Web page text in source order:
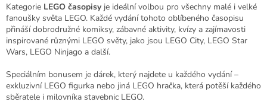
Kategorie LEGO časopisy je ideální volbou pro všechny malé i velké
fanoušky světa LEGO. Každé vydání tohoto oblíbeného časopisu
přináší dobrodružné komiksy, zábavné aktivity, kvízy a zajímavosti
inspirované různými LEGO světy, jako jsou LEGO City, LEGO Star
Wars, LEGO Ninjago a další.
Speciálním bonusem je dárek, který najdete u každého vydání –
exkluzivní LEGO figurka nebo jiná LEGO hračka, která potěší každého
sběratele i milovníka stavebnic LEGO.